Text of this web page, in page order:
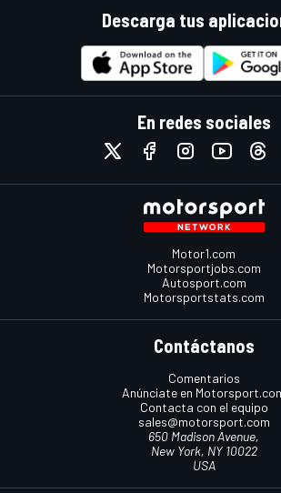
Descarga tus
En redes sociales
Motor1.com
Motorsportjobs.com
Autosport.com
Motorsportstats.com
Contáctanos
Comentarios
Anúnciate en
Contacta con el equipo
sales@motorsport.com
650 Madison Avenue,
New York, NY 10022
USA